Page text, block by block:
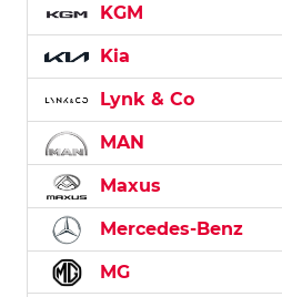
KGM
Kia
Lynk & Co
MAN
Maxus
Mercedes-Benz
MG